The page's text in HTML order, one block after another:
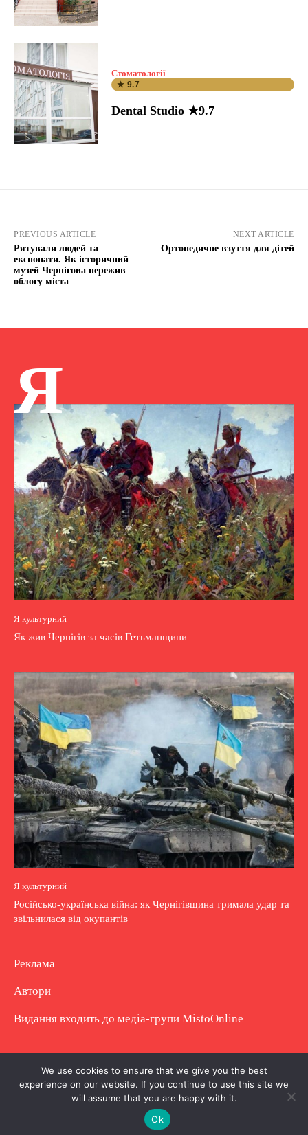
Стоматології
★ 9.7
Dental Studio ★9.7
PREVIOUS ARTICLE
Рятували людей та
експонати. Як історичний
музей Чернігова пережив
облогу міста
NEXT ARTICLE
Ортопедичне взуття для дітей
Я
Я культурний
Як жив Чернігів за часів Гетьманщини
Я культурний
Російсько-українська війна: як Чернігівщина тримала удар та
звільнилася від окупантів
Реклама
Автори
Видання входить до медіа-групи MistoOnline
Copyright © Повне використання матеріалу
заборонено. Частково можна з гіперпосиланням.
We use cookies to ensure that we give you the best
experience on our website. If you continue to use this site we
will assume that you are happy with it.
Ok